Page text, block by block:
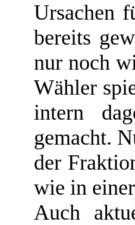
Ursachen
bereits
nur noch
Wähler
intern
gemacht.
der
wie in
Auch